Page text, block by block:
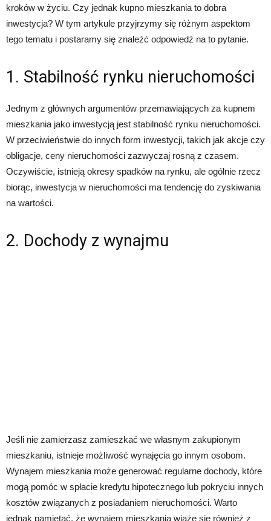
kroków w życiu. Czy jednak kupno mieszkania to dobra
inwestycja? W tym artykule przyjrzymy się różnym aspektom
tego tematu i postaramy się znaleźć odpowiedź na to pytanie.
1. Stabilność rynku nieruchomości
Jednym z głównych argumentów przemawiających za kupnem
mieszkania jako inwestycją jest stabilność rynku nieruchomości.
W przeciwieństwie do innych form inwestycji, takich jak akcje czy
obligacje, ceny nieruchomości zazwyczaj rosną z czasem.
Oczywiście, istnieją okresy spadków na rynku, ale ogólnie rzecz
biorąc, inwestycja w nieruchomości ma tendencję do zyskiwania
na wartości.
2. Dochody z wynajmu
Jeśli nie zamierzasz zamieszkać we własnym zakupionym
mieszkaniu, istnieje możliwość wynajęcia go innym osobom.
Wynajem mieszkania może generować regularne dochody, które
mogą pomóc w spłacie kredytu hipotecznego lub pokryciu innych
kosztów związanych z posiadaniem nieruchomości. Warto
jednak pamiętać, że wynajem mieszkania wiąże się również z